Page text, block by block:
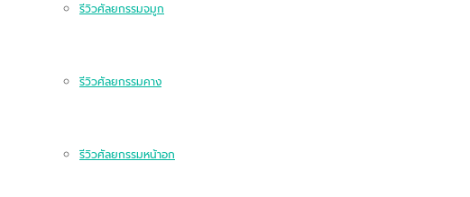
รีวิวศัลยกรรมจมูก
รีวิวศัลยกรรมคาง
รีวิวศัลยกรรมหน้าอก